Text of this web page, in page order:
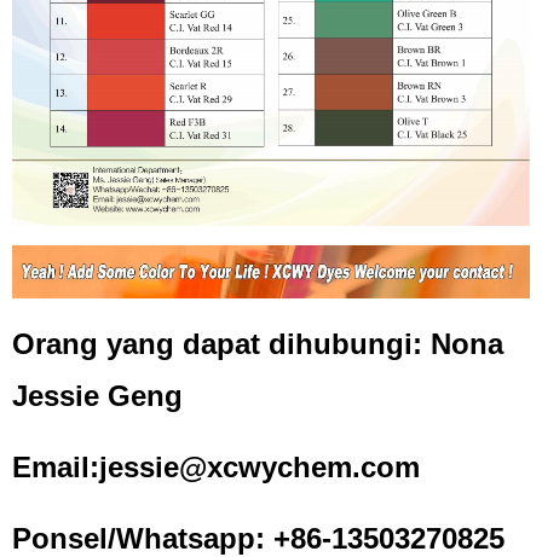
Orang yang dapat dihubungi: Nona
Jessie Geng
Email:jessie@xcwychem.com
Ponsel/Whatsapp: +86-13503270825